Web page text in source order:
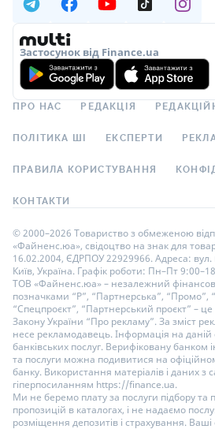
Застосунок від Finance.ua
ПРО НАС РЕДАКЦІЯ
ПОЛІТИКА ШІ ЕКСПЕРТИ
ПРАВИЛА КОРИСТУВАННЯ
КОНТАКТИ
© 2000–2026 Товариство з обмеженою
«Файненс.юа», свідоцтво на знак для
16.02.2004, ЄДРПОУ 22929966. Адреса:
Київ, Україна. Графік роботи: Пн–Пт
ТОВ «Файненс.юа» – незалежний
позначками “Р”, “Партнерська”, “Промо”,
“Спецпроєкт”, “Партнерський проєкт” –
Закону України “Про рекламу”. За зміст
несе рекламодавець. Інформація на даній
банківських послуг. Верифіковану банком
та послуги можна подивитися на
банку. Використання матеріалів і даних з
гіперпосиланням https://finance.ua.
Ми не беремо плату за послуги підбору та
пропозицій в каталогах, і не надаємо
розміщення депозитів і страхування. Ваші